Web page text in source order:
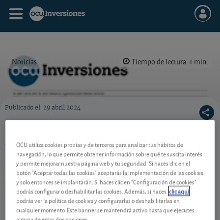
Noticias Tiempo de lectura: 1 min.
Publicado el 29 abril 2024
Ya puede descargarse la revista semanal nº
1.082
Si quiere descargarse el pdf de nuestra revista
semanal de OCU Inversiones nº 1.082 y el Suplemento
de acciones, ya están ambos disponibles en la sección
de publicaciones.
OCU utiliza cookies propias y de terceros para analizar tus hábitos de
navegación, lo que permite obtener información sobre qué te suscita interés
y permite mejorar nuestra página web y tu seguridad. Si haces clic en el
botón "Aceptar todas las cookies" aceptarás la implementación de las cookies
y solo entonces se implantarán. Si haces clic en "Configuración de cookies"
podrás configurar o deshabilitar las cookies. Además, si haces clic aquí
podrás ver la política de cookies y configurarlas o deshabilitarlas en
cualquier momento. Este banner se mantendrá activo hasta que ejecutes